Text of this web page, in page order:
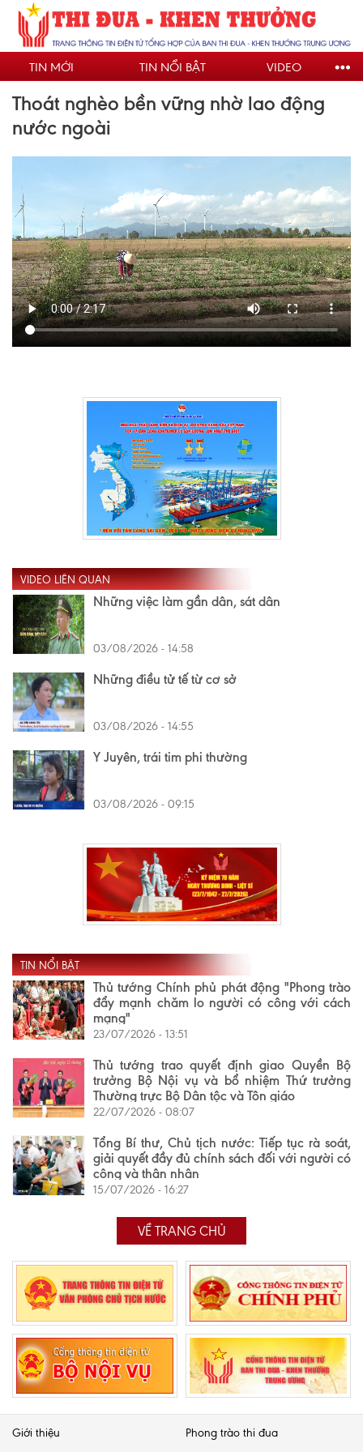
Nhảy
đến
nội
dungTIN MỚI TIN NỔI BẬT VIDEO
Thoát nghèo bền vững nhờ lao động
nước ngoài
VIDEO LIÊN QUAN
Những việc làm gần dân, sát dân
03/08/2026 - 14:58
Những điều tử tế từ cơ sở
03/08/2026 - 14:55
Y Juyên, trái tim phi thường
03/08/2026 - 09:15
TIN NỔI BẬT
Thủ tướng Chính phủ phát động "Phong trào
đẩy mạnh chăm lo người có công với cách
mạng"
23/07/2026 - 13:51
Thủ tướng trao quyết định giao Quyền Bộ
trưởng Bộ Nội vụ và bổ nhiệm Thứ trưởng
Thường trực Bộ Dân tộc và Tôn giáo
22/07/2026 - 08:07
Tổng Bí thư, Chủ tịch nước: Tiếp tục rà soát,
giải quyết đầy đủ chính sách đối với người có
công và thân nhân
15/07/2026 - 16:27
VỀ TRANG CHỦ
Giới thiệu Phong trào thi đua